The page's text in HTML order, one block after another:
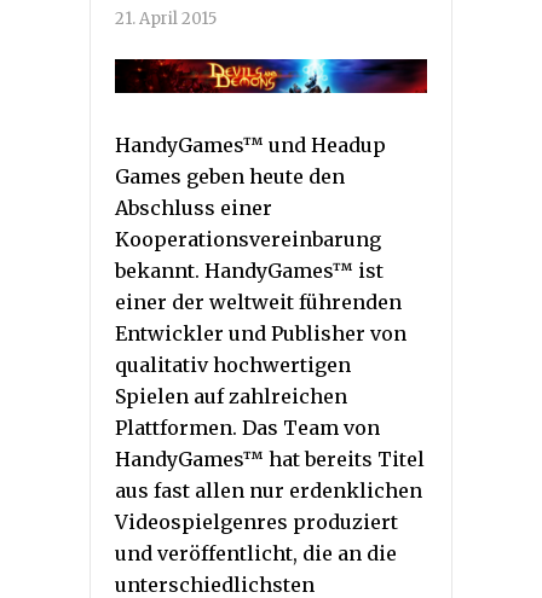
21. April 2015
HandyGames™ und Headup
Games geben heute den
Abschluss einer
Kooperationsvereinbarung
bekannt. HandyGames™ ist
einer der weltweit führenden
Entwickler und Publisher von
qualitativ hochwertigen
Spielen auf zahlreichen
Plattformen. Das Team von
HandyGames™ hat bereits Titel
aus fast allen nur erdenklichen
Videospielgenres produziert
und veröffentlicht, die an die
unterschiedlichsten